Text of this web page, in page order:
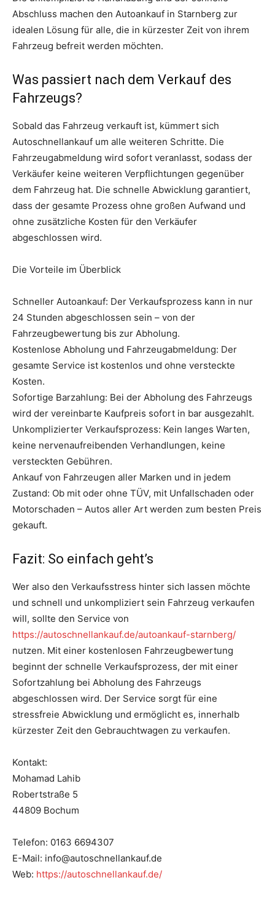
Abschluss machen den Autoankauf in Starnberg zur
idealen Lösung für alle, die in kürzester Zeit von ihrem
Fahrzeug befreit werden möchten.
Was passiert nach dem Verkauf des
Fahrzeugs?
Sobald das Fahrzeug verkauft ist, kümmert sich
Autoschnellankauf um alle weiteren Schritte. Die
Fahrzeugabmeldung wird sofort veranlasst, sodass der
Verkäufer keine weiteren Verpflichtungen gegenüber
dem Fahrzeug hat. Die schnelle Abwicklung garantiert,
dass der gesamte Prozess ohne großen Aufwand und
ohne zusätzliche Kosten für den Verkäufer
abgeschlossen wird.
Die Vorteile im Überblick
Schneller Autoankauf: Der Verkaufsprozess kann in nur
24 Stunden abgeschlossen sein – von der
Fahrzeugbewertung bis zur Abholung.
Kostenlose Abholung und Fahrzeugabmeldung: Der
gesamte Service ist kostenlos und ohne versteckte
Kosten.
Sofortige Barzahlung: Bei der Abholung des Fahrzeugs
wird der vereinbarte Kaufpreis sofort in bar ausgezahlt.
Unkomplizierter Verkaufsprozess: Kein langes Warten,
keine nervenaufreibenden Verhandlungen, keine
versteckten Gebühren.
Ankauf von Fahrzeugen aller Marken und in jedem
Zustand: Ob mit oder ohne TÜV, mit Unfallschaden oder
Motorschaden – Autos aller Art werden zum besten Preis
gekauft.
Fazit: So einfach geht’s
Wer also den Verkaufsstress hinter sich lassen möchte
und schnell und unkompliziert sein Fahrzeug verkaufen
will, sollte den Service von
https://autoschnellankauf.de/autoankauf-starnberg/
nutzen. Mit einer kostenlosen Fahrzeugbewertung
beginnt der schnelle Verkaufsprozess, der mit einer
Sofortzahlung bei Abholung des Fahrzeugs
abgeschlossen wird. Der Service sorgt für eine
stressfreie Abwicklung und ermöglicht es, innerhalb
kürzester Zeit den Gebrauchtwagen zu verkaufen.
Kontakt:
Mohamad Lahib
Robertstraße 5
44809 Bochum
Telefon: 0163 6694307
E-Mail: info@autoschnellankauf.de
Web: https://autoschnellankauf.de/